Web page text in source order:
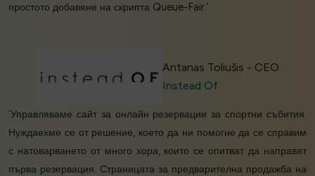
простото добавяне на скрипта Queue-Fair.’
Antanas Toliušis - CEO
Instead Of
‘Управляваме сайт за онлайн резервации за спортни събития.
Нуждаехме се от решение, което да ни помогне да се справим
с натоварването от много хора, които се опитват да направят
първа резервация. Страницата за предварителна продажба на